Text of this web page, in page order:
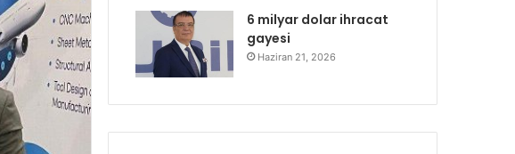
6 milyar dolar ihracat
gayesi
Haziran 21, 2026